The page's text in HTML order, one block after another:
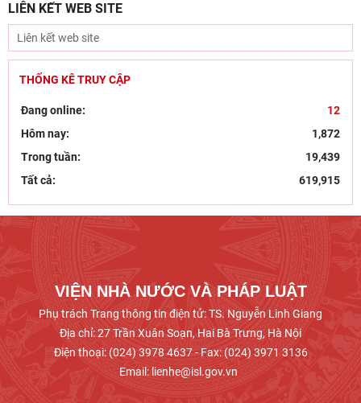
Viện Nhà nước và Pháp luật: Gắn siết chặt kỷ
cương
Đẩy mạnh sáng tác văn học, nghệ thuật hướng
tới 80 năm Ngày Thương binh - Liệt sĩ
Chủ tịch Viện Hàn lâm Khoa học xã hội Việt Nam
thăm và làm việc tại Viện Khoa học Kinh tế và Xã
Dân chủ theo tư tưởng Hồ Chí Minh và sự vận
Cộng sản
LIÊN KẾT WEB SITE
THỐNG KÊ TRUY CẬP
Đang online:
12
Hôm nay:
1,872
Trong tuần:
19,439
Tất cả:
619,915
VIỆN NHÀ NƯỚC VÀ PHÁP LUẬT
Phụ trách Trang thông tin điện tử: TS. Nguyễn Linh Giang
Địa chỉ: 27 Trần Xuân Soạn, Hai Bà Trưng, Hà Nội
Điện thoại: (024) 3978 4637 - Fax: (024) 3971 3136
Email: lienhe@isl.gov.vn